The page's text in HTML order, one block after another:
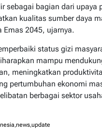
sebagai bagian dari upaya
kualitas sumber daya
Emas 2045, ujarnya.
status gizi
mampu
meningkatkan
pertumbuhan ekonomi
berbagai sektor
,news,update